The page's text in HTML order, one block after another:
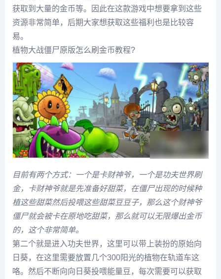
获取到大量的金币等。因此在这款游戏中想要拿到这些
资源非常简单，后期大家想获取这些福利也是比较容
易。
植物大战僵尸原版怎么刷金币教程?
目前有两个方式：一个是卡财神爷，一个是功夫世界刷
金，卡财神爷就是先准备好甜菜，在僵尸出现的时候种
植这些甜菜然后投喂这些甜菜豆豆子，那么这个财神爷
僵尸就会被卡在原地吃甜菜，那么就可以无限爆出金币
的，这个非常简单。
第二个就是进入功夫世界，这里可以带上装扮的原始向
日葵，在这里需要放置几个300阳光的植物在轨道车这
咯。然后不断向向日葵投喂能量豆，每次需要可以获取